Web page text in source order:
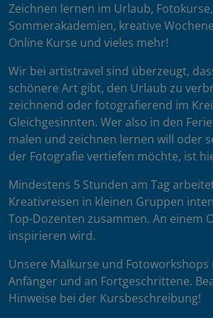
Zeichnen lernen im Urlaub,
Sommerakademien, kreative
Online Kurse und vieles mehr!
Wir bei artistravel sind überzeugt,
schönere Art gibt, den Urlaub zu
zeichnend oder fotografierend im
Gleichgesinnten. Wer also in den
malen und zeichnen lernen will oder
der Fotografie vertiefen möchte, ist
Mindestens 5 Stunden am Tag
Kreativreisen in kleinen Gruppen
Top-Dozenten zusammen. An einem
inspirieren wird.
Unsere Malkurse und Fotoworkshops
Anfänger und an Fortgeschrittene.
Hinweise bei der Kursbeschreibung!